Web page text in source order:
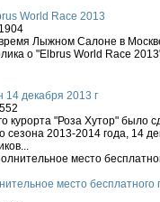
World Race 2013
Лыжном Салоне в
о "Elbrus World Race
14 декабря 2013 г
курорта "Роза Хутор" было
сезона 2013-2014 года, 14
место бесплатного